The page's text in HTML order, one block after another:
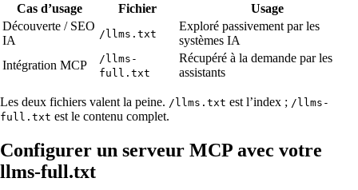
Cas d’usage Fichier
Usage
Découverte / SEO
IA
/llms.txt
Exploré passivement par les
systèmes IA
Intégration MCP
/llms-
full.txt
Récupéré à la demande par les
assistants
Les deux fichiers valent la peine. /llms.txt est l’index ; /llms-
full.txt est le contenu complet.
Configurer un serveur MCP avec votre
llms-full.txt